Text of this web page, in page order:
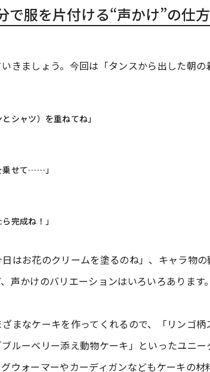
で服を片付ける“声かけ”の仕方
きましょう。今回は「タンスから出した朝の
シャツ）を重ねてね」
乗せて……」
完成ね！」
はお花のクリームを塗るのね」、キャラ物
声かけのバリエーションはいろいろあります。
まなケーキを作ってくれるので、「リンゴ柄
ルーベリー添え動物ケーキ」といったユニ
ウォーマーやカーディガンなどもケーキの材